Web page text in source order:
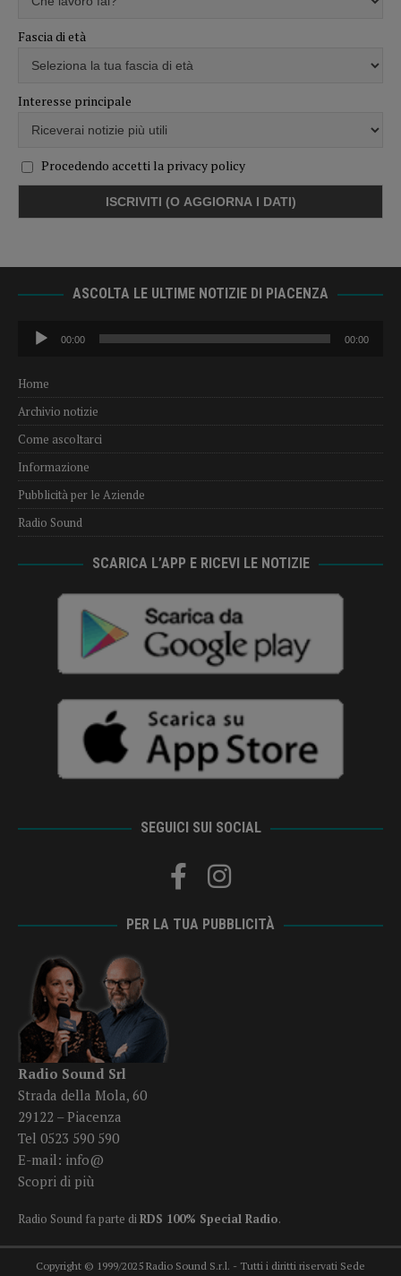
Fascia di età
Interesse principale
Procedendo accetti la privacy policy
ASCOLTA LE ULTIME NOTIZIE DI PIACENZA
Audio
Player
00:00 00:00
Home
Archivio notizie
Come ascoltarci
Informazione
Pubblicità per le Aziende
Radio Sound
SCARICA L’APP E RICEVI LE NOTIZIE
SEGUICI SUI SOCIAL
PER LA TUA PUBBLICITÀ
Radio Sound Srl
Strada della Mola, 60
29122 – Piacenza
Tel 0523 590 590
E-mail: info@
Scopri di più
Radio Sound fa parte diRDS 100% Special Radio.
Copyright © 1999/2025 Radio Sound S.r.l. - Tutti i diritti riservati Sede